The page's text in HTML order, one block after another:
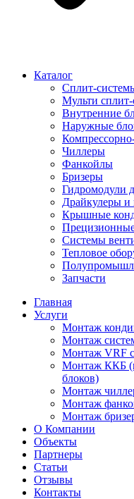
Каталог
Сплит-
Мульти
Внутренние
Наружные
Чиллеры
Фанкойлы
Бризеры
Гидромодули
Драйкулеры и
Крышные
Системы
Тепловое
Запчасти
Главная
Услуги
Монтаж
Монтаж
Монтаж VRF
Монтаж ККБ
блоков)
Монтаж
Монтаж
Монтаж
О Компании
Объекты
Партнеры
Статьи
Отзывы
Контакты